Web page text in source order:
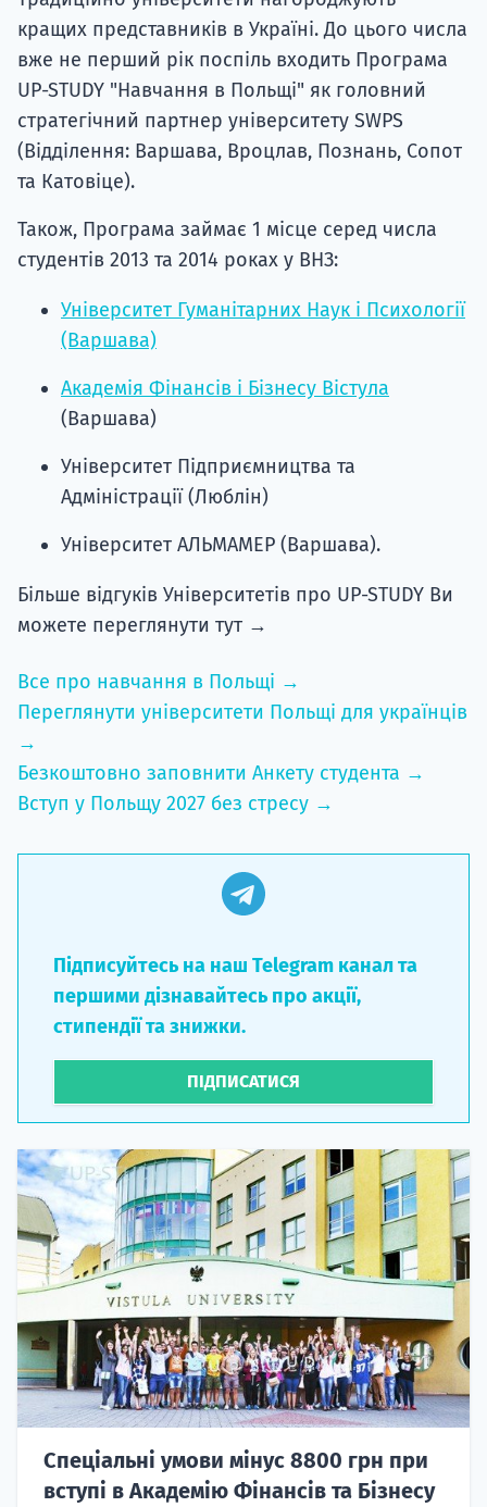
кращих представників в Україні. До цього числа
вже не перший рік поспіль входить Програма
UP-STUDY "Навчання в Польщі" як головний
стратегічний партнер університету SWPS
(Відділення: Варшава, Вроцлав, Познань, Сопот
та Катовіце).
Також, Програма займає 1 місце серед числа
студентів 2013 та 2014 роках у ВНЗ:
Університет Гуманітарних Наук і Психології
(Варшава)
Академія Фінансів і Бізнесу Вістула
(Варшава)
Університет Підприємництва та
Адміністрації (Люблін)
Університет АЛЬМАМЕР (Варшава).
Більше відгуків Університетів про UP-STUDY Ви
можете переглянути тут →
Все про навчання в Польщі →
Переглянути університети Польщі для українців
→
Безкоштовно заповнити Анкету студента →
Вступ у Польщу 2027 без стресу →
Підписуйтесь на наш Telegram канал та
першими дізнавайтесь про акції,
стипендії та знижки.
ПІДПИСАТИСЯ
Спеціальні умови мінус 8800 грн при
вступі в Академію Фінансів та Бізнесу